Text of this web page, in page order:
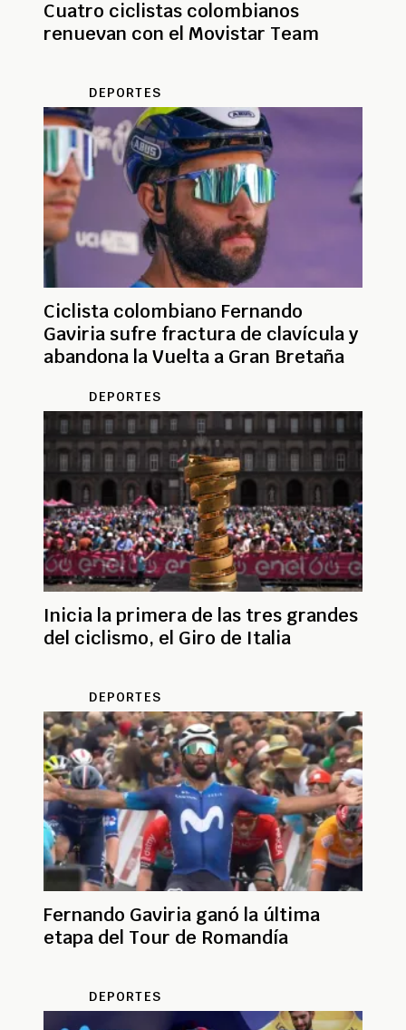
Cuatro ciclistas colombianos
renuevan con el Movistar Team
DEPORTES
Ciclista colombiano Fernando
Gaviria sufre fractura de clavícula y
abandona la Vuelta a Gran Bretaña
DEPORTES
Inicia la primera de las tres grandes
del ciclismo, el Giro de Italia
DEPORTES
Fernando Gaviria ganó la última
etapa del Tour de Romandía
DEPORTES